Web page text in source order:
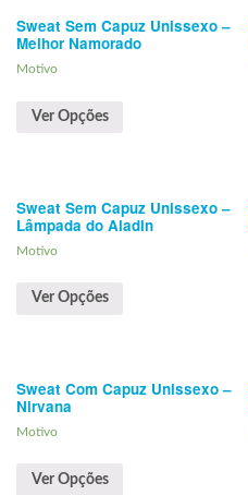
Sweat Sem Capuz Unissexo –
Melhor Namorado
Motivo
Ver Opções
Sweat Sem Capuz Unissexo –
Lâmpada do Aladin
Motivo
Ver Opções
Sweat Com Capuz Unissexo –
Nirvana
Motivo
Ver Opções